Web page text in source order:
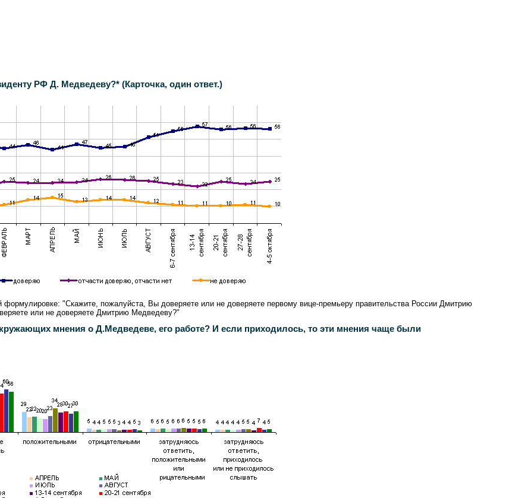
РФ Д. Медведеву?* (Карточка, один ответ.)
"Скажите, пожалуйста, Вы доверяете или не доверяете первому вице-премьеру правительства России Дмитрию
или не доверяете Дмитрию Медведеву?"
мнения о Д.Медведеве, его работе? И если приходилось, то эти мнения чаще были